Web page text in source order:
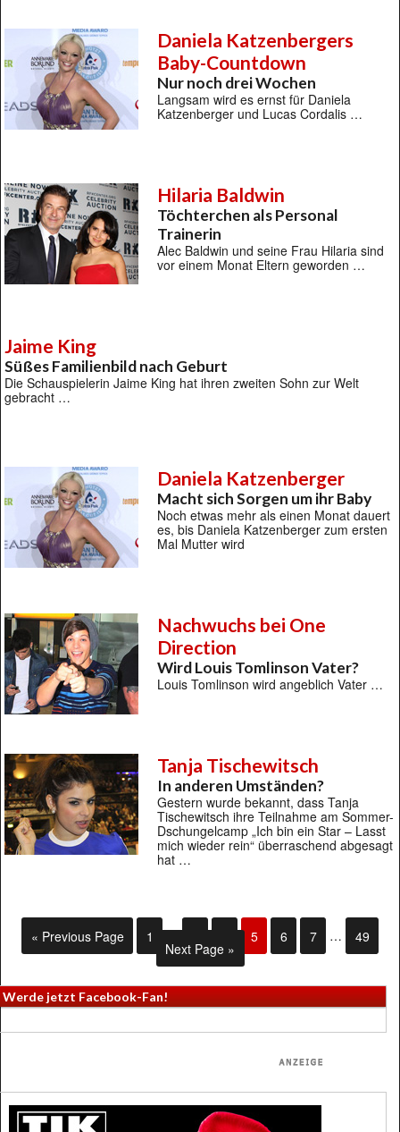
Daniela Katzenbergers
Baby-Countdown
Nur noch drei Wochen
Langsam wird es ernst für Daniela
Katzenberger und Lucas Cordalis …
Hilaria Baldwin
Töchterchen als Personal
Trainerin
Alec Baldwin und seine Frau Hilaria sind
vor einem Monat Eltern geworden …
Jaime King
Süßes Familienbild nach Geburt
Die Schauspielerin Jaime King hat ihren zweiten Sohn zur Welt
gebracht …
Daniela Katzenberger
Macht sich Sorgen um ihr Baby
Noch etwas mehr als einen Monat dauert
es, bis Daniela Katzenberger zum ersten
Mal Mutter wird
Nachwuchs bei One
Direction
Wird Louis Tomlinson Vater?
Louis Tomlinson wird angeblich Vater …
Tanja Tischewitsch
In anderen Umständen?
Gestern wurde bekannt, dass Tanja
Tischewitsch ihre Teilnahme am Sommer-
Dschungelcamp „Ich bin ein Star – Lasst
mich wieder rein“ überraschend abgesagt
hat …
« Previous Page 1 … 5 6 7 … 49
Next Page »
Werde jetzt Facebook-Fan!